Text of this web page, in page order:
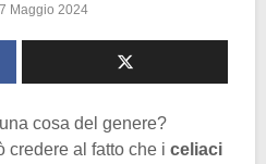
7 Maggio 2024
cosa del genere?
credere al fatto che i celiaci